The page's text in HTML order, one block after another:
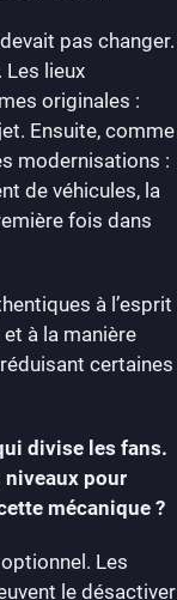
pas changer.
Les lieux
originales :
Ensuite, comme
modernisations :
de véhicules, la
fois dans
à l’esprit
à la manière
certaines
divise les fans.
pour
mécanique ?
Les
le désactiver